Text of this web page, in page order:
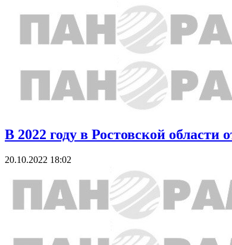
В 2022 году в Ростовской
20.10.2022 18:02